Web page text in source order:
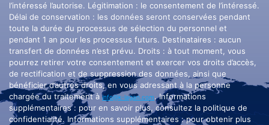
l’intéressé l’autorise. Légitimation : le consentement de l’intéressé.
Délai de conservation : les données seront conservées pendant
toute la durée du processus de sélection du personnel et
pendant 1 an pour les processus futurs. Destinataires : aucun
transfert de données n’est prévu. Droits : à tout moment, vous
pourrez retirer votre consentement et exercer vos droits d’accès,
de rectification et de suppression des données, ainsi que
bénéficier d’autres droits, en vous adressant à la personne
chargée du traitement àinfo@k-lagan.com. Informations
supplémentaires : pour en savoir plus, consultez la politique de
confidentialité. Informations supplémentaires : pour obtenir plus